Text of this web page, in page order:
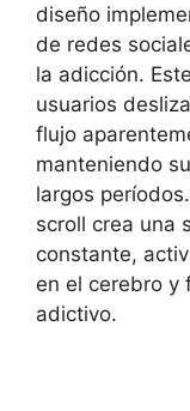
diseño
de redes
la adicción.
usuarios
flujo
manteniendo
largos
scroll crea una
constante,
en el cerebro y
adictivo.